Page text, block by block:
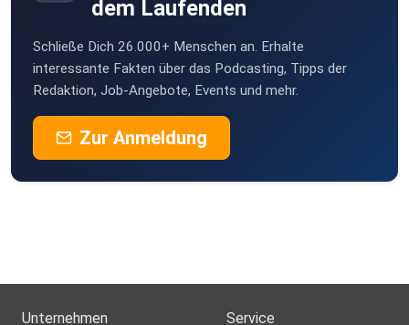
dem Laufenden
Schließe Dich 26.000+ Menschen an. Erhalte
interessante Fakten über das Podcasting, Tipps der
Redaktion, Job-Angebote, Events und mehr.
Zur Anmeldung
Unternehmen Service